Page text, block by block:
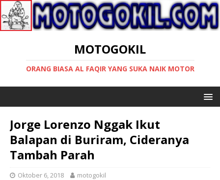
MOTOGOKIL
ORANG BIASA AL FAQIR YANG SUKA NAIK MOTOR
Jorge Lorenzo Nggak Ikut
Balapan di Buriram, Cideranya
Tambah Parah
Oktober 6, 2018 motogokil